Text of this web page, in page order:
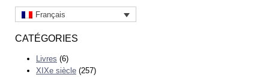
Français
CATÉGORIES
Livres (6)
XIXe siècle (257)